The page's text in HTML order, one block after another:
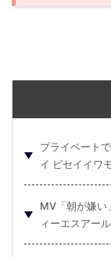
プライベート
イ ビセイイワ
MV「朝が嫌い
ィーエスアール